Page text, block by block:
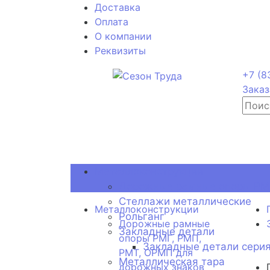
Доставка
Оплата
О компании
Реквизиты
+7
Стеллажи металлические
Рольганг
Закладные детали
Закладные детали
Металлическая тара
Металлоконструкции
Дорожные рамные
опоры РМГ, РМП,
РМТ, ОРМП для
дорожных знаков